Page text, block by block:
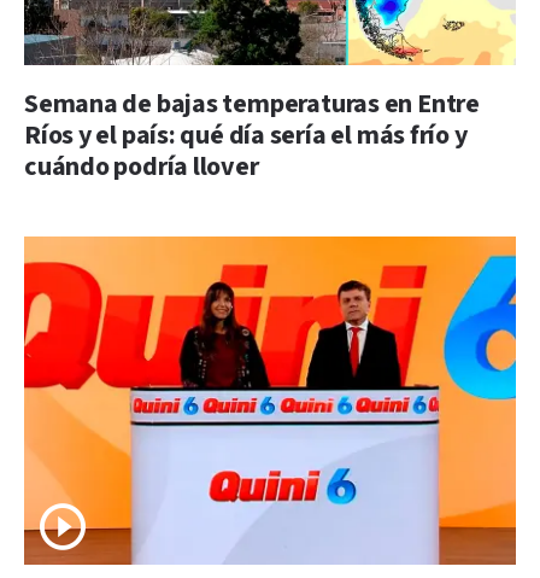
Semana de bajas temperaturas en Entre
Ríos y el país: qué día sería el más frío y
cuándo podría llover